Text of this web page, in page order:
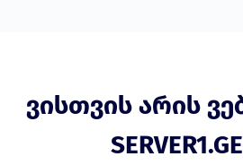
ვისთვის არის